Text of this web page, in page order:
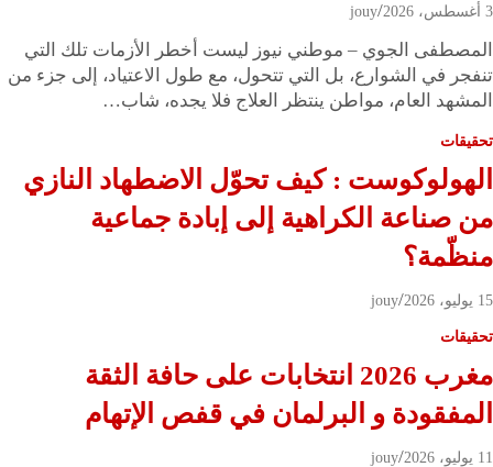
3 أغسطس، 2026 jouy
المصطفى الجوي – موطني نيوز ليست أخطر الأزمات تلك التي
تنفجر في الشوارع، بل التي تتحول، مع طول الاعتياد، إلى جزء من
المشهد العام، مواطن ينتظر العلاج فلا يجده، شاب…
تحقيقات
الهولوكوست : كيف تحوّل الاضطهاد النازي
من صناعة الكراهية إلى إبادة جماعية
منظّمة؟
15 يوليو، 2026 jouy
تحقيقات
مغرب 2026 انتخابات على حافة الثقة
المفقودة و البرلمان في قفص الإتهام
11 يوليو، 2026 jouy